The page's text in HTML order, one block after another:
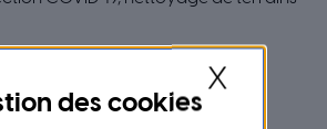
Force Rapide
X